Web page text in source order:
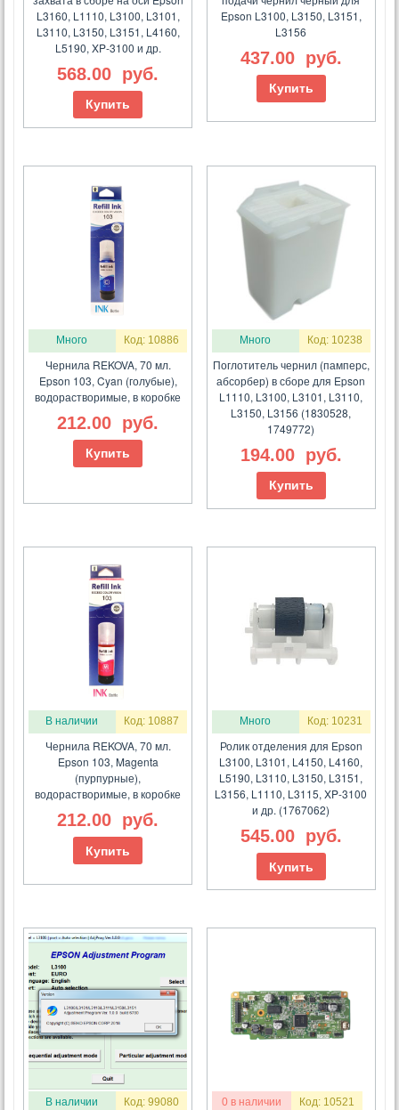
L3160, L1110, L3100, L3101,
L3110, L3150, L3151, L4160,
L5190, XP-3100 и др.
568.00 руб.
Купить
Epson L3100, L3150, L3151,
L3156
437.00 руб.
Купить
Много Код: 10886
Чернила REKOVA, 70 мл.
Epson 103, Cyan (голубые),
водорастворимые, в коробке
212.00 руб.
Купить
Много Код: 10238
Поглотитель чернил (памперс,
абсорбер) в сборе для Epson
L1110, L3100, L3101, L3110,
L3150, L3156 (1830528,
1749772)
194.00 руб.
Купить
В наличии Код: 10887
Чернила REKOVA, 70 мл.
Epson 103, Magenta
(пурпурные),
водорастворимые, в коробке
212.00 руб.
Купить
Много Код: 10231
Ролик отделения для Epson
L3100, L3101, L4150, L4160,
L5190, L3110, L3150, L3151,
L3156, L1110, L3115, XP-3100
и др. (1767062)
545.00 руб.
Купить
В наличии Код: 99080 0 в наличии Код: 10521